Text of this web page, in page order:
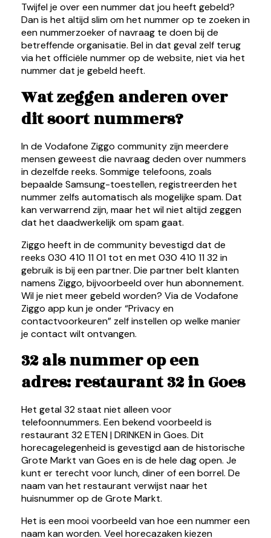
Twijfel je over een nummer dat jou heeft gebeld?
Dan is het altijd slim om het nummer op te zoeken in
een nummerzoeker of navraag te doen bij de
betreffende organisatie. Bel in dat geval zelf terug
via het officiële nummer op de website, niet via het
nummer dat je gebeld heeft.
Wat zeggen anderen over
dit soort nummers?
In de Vodafone Ziggo community zijn meerdere
mensen geweest die navraag deden over nummers
in dezelfde reeks. Sommige telefoons, zoals
bepaalde Samsung-toestellen, registreerden het
nummer zelfs automatisch als mogelijke spam. Dat
kan verwarrend zijn, maar het wil niet altijd zeggen
dat het daadwerkelijk om spam gaat.
Ziggo heeft in de community bevestigd dat de
reeks 030 410 11 01 tot en met 030 410 11 32 in
gebruik is bij een partner. Die partner belt klanten
namens Ziggo, bijvoorbeeld over hun abonnement.
Wil je niet meer gebeld worden? Via de Vodafone
Ziggo app kun je onder “Privacy en
contactvoorkeuren” zelf instellen op welke manier
je contact wilt ontvangen.
32 als nummer op een
adres: restaurant 32 in Goes
Het getal 32 staat niet alleen voor
telefoonnummers. Een bekend voorbeeld is
restaurant 32 ETEN | DRINKEN in Goes. Dit
horecagelegenheid is gevestigd aan de historische
Grote Markt van Goes en is de hele dag open. Je
kunt er terecht voor lunch, diner of een borrel. De
naam van het restaurant verwijst naar het
huisnummer op de Grote Markt.
Het is een mooi voorbeeld van hoe een nummer een
naam kan worden. Veel horecazaken kiezen